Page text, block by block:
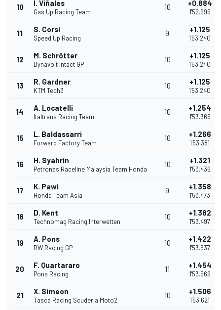
10 I. Viñales
Gas Up Racing Team
10 +0.884
1'52.999
11 S. Corsi
Speed Up Racing
9 +1.125
1'53.240
12 M. Schrötter
Dynavolt Intact GP
10 +1.125
1'53.240
13 R. Gardner
KTM Tech3
10 +1.125
1'53.240
14 A. Locatelli
Italtrans Racing Team
10 +1.254
1'53.369
15 L. Baldassarri
Forward Factory Team
10 +1.266
1'53.381
16 H. Syahrin
Petronas Raceline Malaysia Team Honda
10 +1.321
1'53.436
17 K. Pawi
Honda Team Asia
9 +1.358
1'53.473
18 D. Kent
Technomag Racing Interwetten
10 +1.382
1'53.497
19 A. Pons
RW Racing GP
10 +1.422
1'53.537
20 F. Quartararo
Pons Racing
11 +1.454
1'53.569
21 X. Simeon
Tasca Racing Scuderia Moto2
10 +1.506
1'53.621